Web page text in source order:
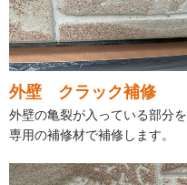
外壁 クラック補修
外壁の亀裂が入っている部分を
専用の補修材で補修します。